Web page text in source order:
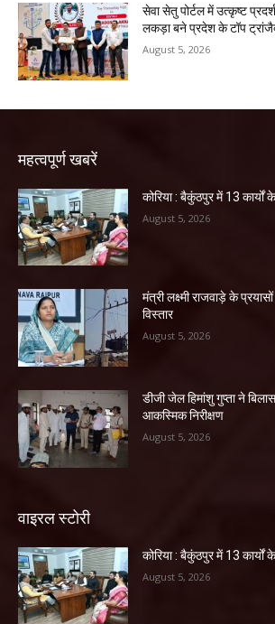
सेवा सेतु पोर्टल में उत्कृष्ट
लकड़ा बने प्रदेश के टॉप
August 5, 2026
महत्वपूर्ण खबरें
कोरिया : बैकुंठपुर में 13
August 5, 2026
मंत्री लक्ष्मी राजवाड़े के
विस्तार
August 5, 2026
डीजी जेल हिमांशु गुप्ता ने
आकस्मिक निरीक्षण
August 5, 2026
वाइरल स्टोरी
कोरिया : बैकुंठपुर में 13
August 5, 2026